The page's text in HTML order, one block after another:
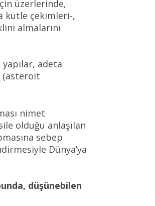
üzerlerinde,
kütle çekimleri-,
almalarını
adeta
(asteroit
nimet
olduğu anlaşılan
sebep
Dünya’ya
düşünebilen